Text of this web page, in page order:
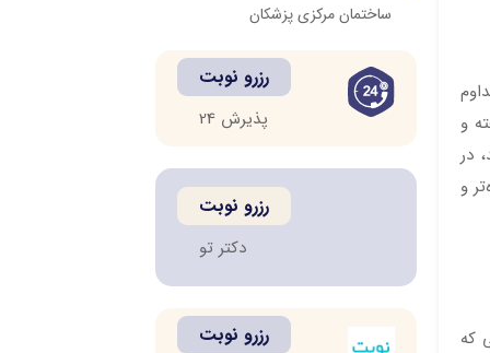
و
در
و
که
ساختمان مرکزی پزشکان
رزرو نوبت
پذیرش 24
رزرو نوبت
دکتر تو
رزرو نوبت